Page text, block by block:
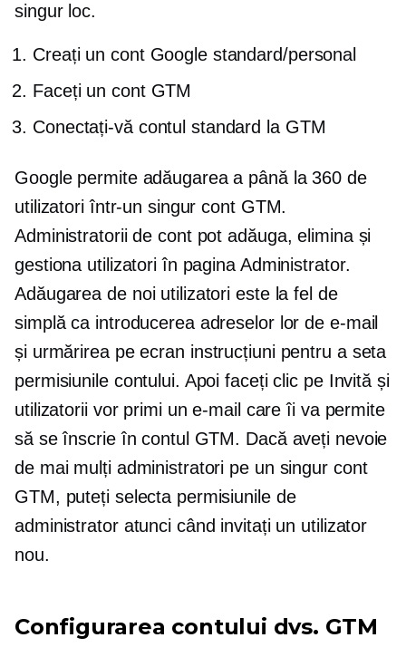
singur loc.
Creați un cont Google standard/personal
Faceți un cont GTM
Conectați-vă contul standard la GTM
Google permite adăugarea a până la 360 de
utilizatori într-un singur cont GTM.
Administratorii de cont pot adăuga, elimina și
gestiona utilizatori în pagina Administrator.
Adăugarea de noi utilizatori este la fel de
simplă ca introducerea adreselor lor de e-mail
și urmărirea pe ecran instrucțiuni pentru a seta
permisiunile contului. Apoi faceți clic pe Invită și
utilizatorii vor primi un e-mail care îi va permite
să se înscrie în contul GTM. Dacă aveți nevoie
de mai mulți administratori pe un singur cont
GTM, puteți selecta permisiunile de
administrator atunci când invitați un utilizator
nou.
Configurarea contului dvs. GTM